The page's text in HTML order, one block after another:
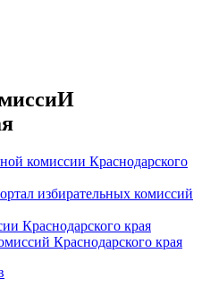
комиссии Краснодарского
избирательных комиссий
Краснодарского края
Краснодарского края